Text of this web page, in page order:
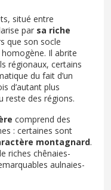
situé entre
par sa riche
que son socle
Il abrite
régionaux, certains
du fait d’un
d’autant plus
reste des régions.
comprend des
: certaines sont
montagnard.
riches chênaies-
aulnaies-